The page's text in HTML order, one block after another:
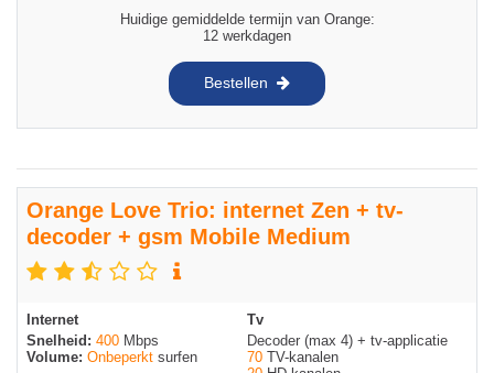
Huidige gemiddelde termijn van Orange:
12 werkdagen
Bestellen
Orange Love Trio: internet Zen + tv-
decoder + gsm Mobile Medium
Internet
Snelheid: 400 Mbps
Volume: Onbeperkt surfen
Tv
Decoder (max 4) + tv-applicatie
70 TV-kanalen